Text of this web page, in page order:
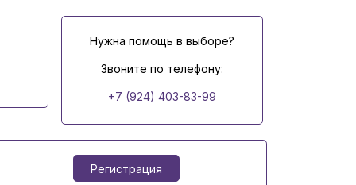
Нужна помощь в выборе?
Звоните по телефону:
+7 (924) 403-83-99
Регистрация